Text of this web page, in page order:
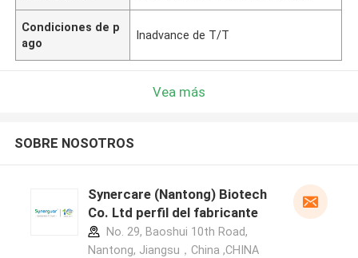
Condiciones de p
ago
Inadvance de T/T
Vea más
SOBRE NOSOTROS
Synercare (Nantong) Biotech
Co. Ltd perfil del fabricante
No. 29, Baoshui 10th Road,
Nantong, Jiangsu，China ,CHINA